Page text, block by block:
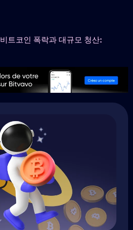
비트코인 폭락과 대규모 청산: